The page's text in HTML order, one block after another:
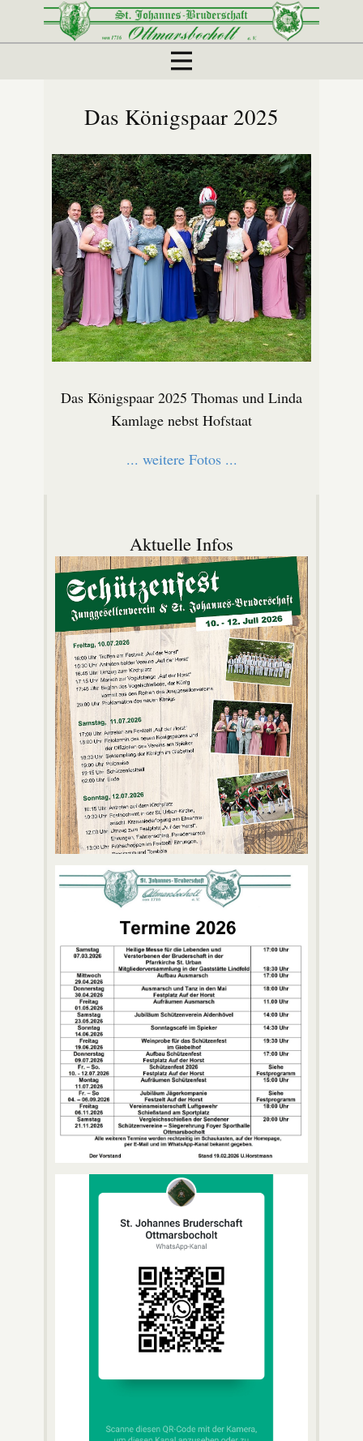
Das Königspaar 2025
Das Königspaar 2025 Thomas und Linda
Kamlage nebst Hofstaat
... weitere Fotos ...
Aktuelle Infos